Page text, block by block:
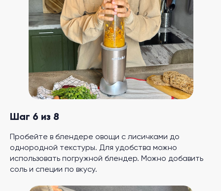
Шаг 6 из 8
Пробейте в блендере овощи с лисичками до
однородной текстуры. Для удобства можно
использовать погружной блендер. Можно добавить
соль и специи по вкусу.